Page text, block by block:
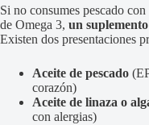
Si no consumes pescado
de Omega 3, un
Existen dos presentaciones
Aceite de pescado
corazón)
Aceite de linaza o
con alergias)